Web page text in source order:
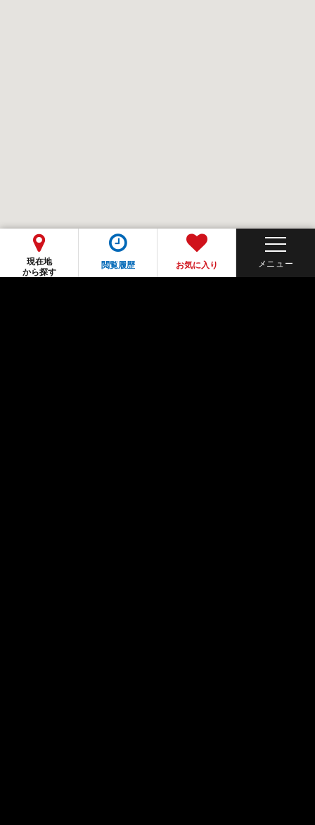
現在地
から探す
閲覧履歴 お気に入り